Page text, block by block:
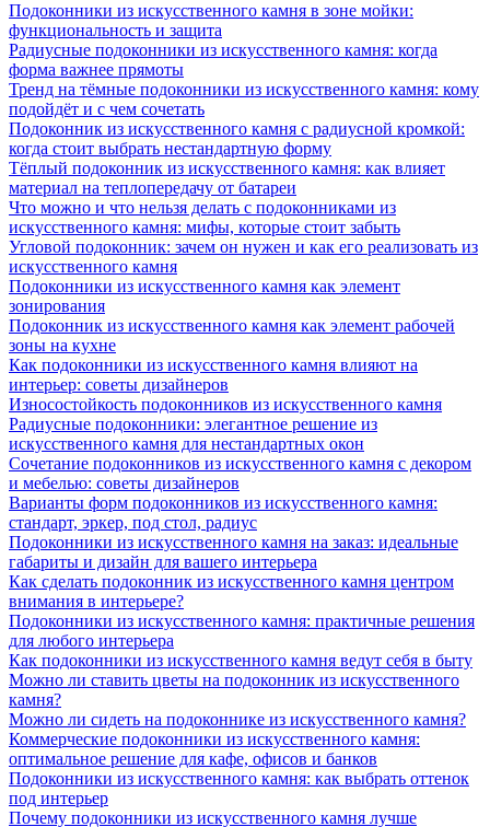
Подоконники из искусственного камня в зоне мойки:
функциональность и защита
Радиусные подоконники из искусственного камня: когда
форма важнее прямоты
Тренд на тёмные подоконники из искусственного камня: кому
подойдёт и с чем сочетать
Подоконник из искусственного камня с радиусной кромкой:
когда стоит выбрать нестандартную форму
Тёплый подоконник из искусственного камня: как влияет
материал на теплопередачу от батареи
Что можно и что нельзя делать с подоконниками из
искусственного камня: мифы, которые стоит забыть
Угловой подоконник: зачем он нужен и как его реализовать из
искусственного камня
Подоконники из искусственного камня как элемент
зонирования
Подоконник из искусственного камня как элемент рабочей
зоны на кухне
Как подоконники из искусственного камня влияют на
интерьер: советы дизайнеров
Износостойкость подоконников из искусственного камня
Радиусные подоконники: элегантное решение из
искусственного камня для нестандартных окон
Сочетание подоконников из искусственного камня с декором
и мебелью: советы дизайнеров
Варианты форм подоконников из искусственного камня:
стандарт, эркер, под стол, радиус
Подоконники из искусственного камня на заказ: идеальные
габариты и дизайн для вашего интерьера
Как сделать подоконник из искусственного камня центром
внимания в интерьере?
Подоконники из искусственного камня: практичные решения
для любого интерьера
Как подоконники из искусственного камня ведут себя в быту
Можно ли ставить цветы на подоконник из искусственного
камня?
Можно ли сидеть на подоконнике из искусственного камня?
Коммерческие подоконники из искусственного камня:
оптимальное решение для кафе, офисов и банков
Подоконники из искусственного камня: как выбрать оттенок
под интерьер
Почему подоконники из искусственного камня лучше